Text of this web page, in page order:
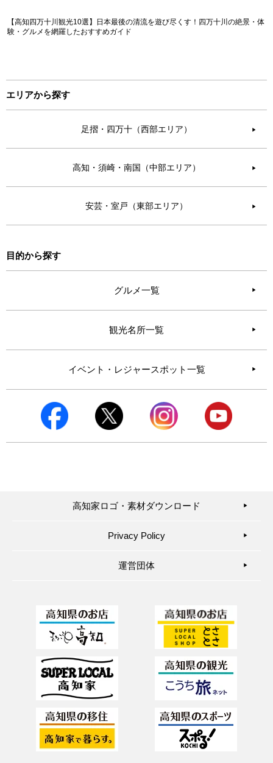
【高知四万十川観光10選】日本最後の清流を遊び尽くす！四万十川の絶景・体
験・グルメを網羅したおすすめガイド
エリアから探す
足摺・四万十（西部エリア） ▶︎
高知・須崎・南国（中部エリア） ▶︎
安芸・室戸（東部エリア） ▶︎
目的から探す
グルメ一覧
観光名所一覧
イベント・レジャースポット一覧
高知家ロゴ・素材ダウンロード ▶︎
Privacy Policy ▶︎
運営団体 ▶︎